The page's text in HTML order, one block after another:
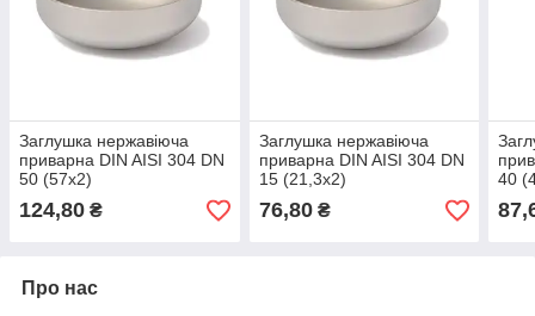
Заглушка нержавіюча
приварна DIN AISI 304 DN
50 (57x2)
124,80 ₴
Заглушка нержавіюча
приварна DIN AISI 304 DN
15 (21,3x2)
76,80₴
40
Про нас